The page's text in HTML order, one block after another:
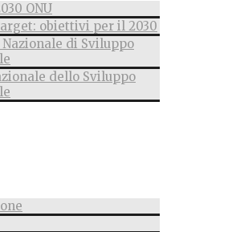
ONU
obiettivi per il 2030
di Sviluppo
dello Sviluppo